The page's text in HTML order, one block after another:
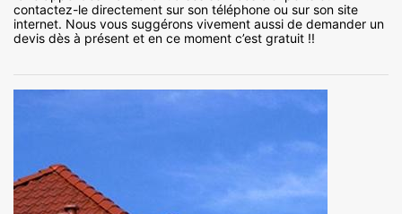
contactez-le directement sur son téléphone ou sur son site
internet. Nous vous suggérons vivement aussi de demander un
devis dès à présent et en ce moment c’est gratuit !!